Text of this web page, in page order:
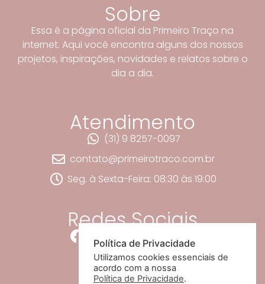
Sobre
Essa é a página oficial da Primeiro Traço na
internet. Aqui você encontra alguns dos nossos
projetos, inspirações, novidades e relatos sobre o
dia a dia.
Atendimento
(31) 9 8257-0097
contato@primeirotraco.com.br
Seg. à Sexta-Feira: 08:30 às 19:00
Redes Sociais
Política de Privacidade
Utilizamos cookies essenciais de
acordo com a nossa
Política de Privacidade.